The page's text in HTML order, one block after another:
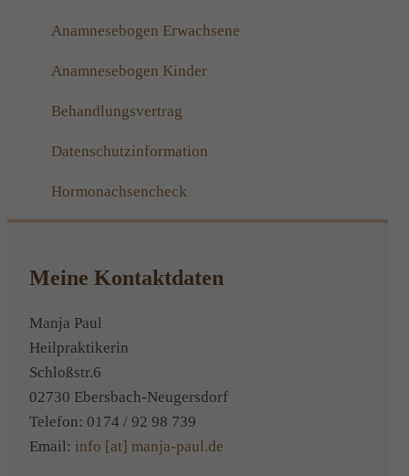
Anamnesebogen Erwachsene
Anamnesebogen Kinder
Behandlungsvertrag
Datenschutzinformation
Hormonachsencheck
Meine Kontaktdaten
Manja Paul
Heilpraktikerin
Schloßstr.6
02730 Ebersbach-Neugersdorf
Telefon: 0174 / 92 98 739
Email: info [at] manja-paul.de